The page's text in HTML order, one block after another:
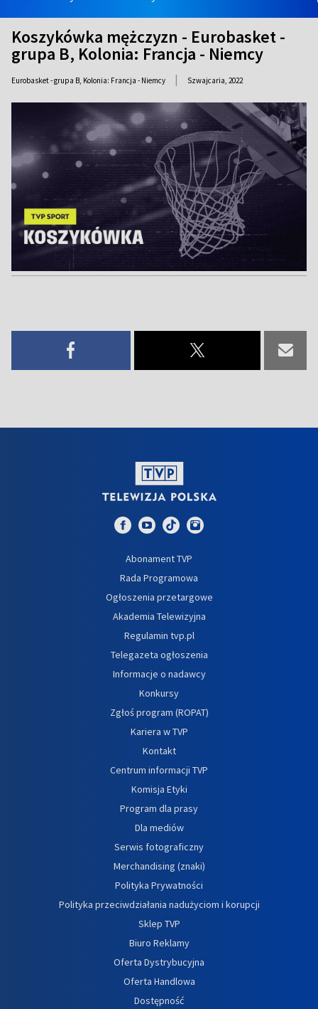
Koszykówka mężczyzn - Eurobasket -
grupa B, Kolonia: Francja - Niemcy
Eurobasket - grupa B, Kolonia: Francja - Niemcy | Szwajcaria, 2022
Abonament TVP
Rada Programowa
Ogłoszenia przetargowe
Akademia Telewizyjna
Regulamin tvp.pl
Telegazeta ogłoszenia
Informacje o nadawcy
Konkursy
Zgłoś program (ROPAT)
Kariera w TVP
Kontakt
Centrum informacji TVP
Komisja Etyki
Program dla prasy
Dla mediów
Serwis fotograficzny
Merchandising (znaki)
Polityka Prywatności
Polityka przeciwdziałania nadużyciom i korupcji
Sklep TVP
Biuro Reklamy
Oferta Dystrybucyjna
Oferta Handlowa
Dostępność